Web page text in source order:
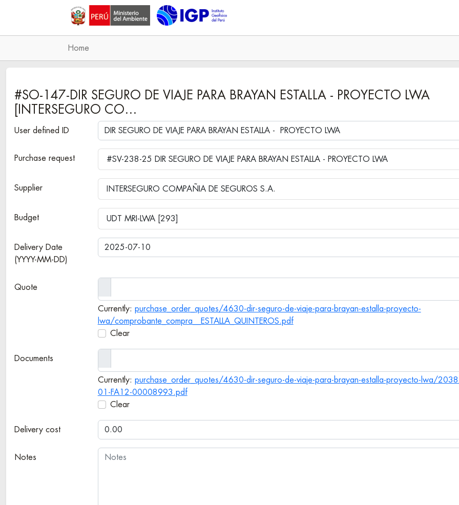
Home
#SO-147-DIR SEGURO DE VIAJE PARA BRAYAN ESTALLA - PROYECTO LWA
[INTERSEGURO CO…
User defined ID
Purchase request #SV-238-25 DIR SEGURO DE VIAJE PARA BRAYAN ESTALLA - PROYECTO LWA
Supplier INTERSEGURO COMPAÑIA DE SEGUROS S.A.
Budget UDT MRI-LWA [293]
Delivery Date
(YYYY-MM-DD)
Quote
Currently: purchase_order_quotes/4630-dir-seguro-de-viaje-para-brayan-estalla-proyecto-
lwa/comprobante_compra__ESTALLA_QUINTEROS.pdf
Clear
Documents
Currently: purchase_order_quotes/4630-dir-seguro-de-viaje-para-brayan-estalla-proyecto-lwa/
01-FA12-00008993.pdf
Clear
Delivery cost
Notes